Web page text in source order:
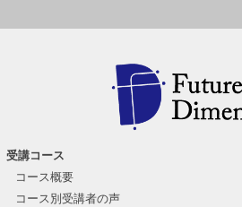
受講コース
コース概要
コース別受講者の声